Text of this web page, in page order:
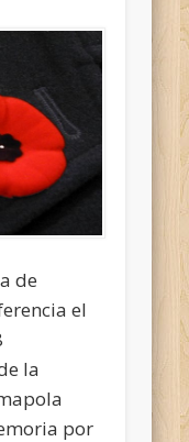
de
el
la
por